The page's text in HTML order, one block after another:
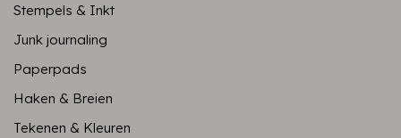
Stempels & Inkt
Junk journaling
Paperpads
Haken & Breien
Tekenen & Kleuren